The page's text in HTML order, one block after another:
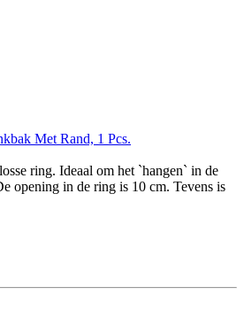
Met Rand, 1 Pcs.
ring. Ideaal om het `hangen` in de
opening in de ring is 10 cm. Tevens is